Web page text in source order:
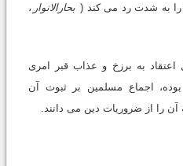
به شدت رد مى کند ( بحارالانوار ،
اعتقاد به برزخ و عذاب قبر امرى
اجماع مسلمین بر ثبوت آن
را از ضروریات دین مى دانند.